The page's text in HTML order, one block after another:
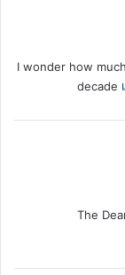
I wonder how
decade
The